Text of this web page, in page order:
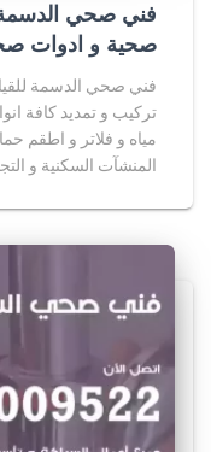
صحية و ادوات
فني صحي الدسمة
تركيب و تمديد كافة
مياه و فلاتر و اطقم
المنشآت السكنية و